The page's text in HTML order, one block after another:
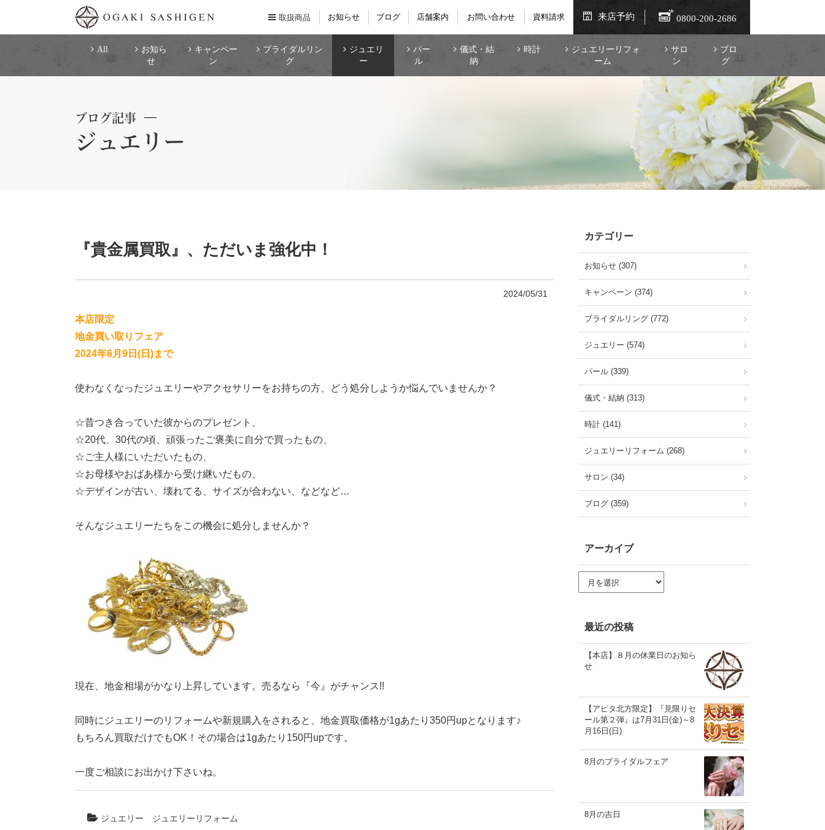
取扱商品 お知らせ ブログ 店舗案内 お問い合わせ 資料請求 来店予約 0800-200-2686
All
お知ら
せ
キャンペー
ン
ブライダルリン
グ
ジュエリ
ー
パー
ル
儀式・結
納
時計
ジュエリーリフォ
ーム
サロ
ン
ブロ
グ
ブログ記事
ジュエリー
『貴金属買取』、ただいま強化中！
2024/05/31
本店限定
地金買い取りフェア
2024年6月9日(日)まで
使わなくなったジュエリーやアクセサリーをお持ちの方、どう処分しようか悩んでいませんか？
☆昔つき合っていた彼からのプレゼント、
☆20代、30代の頃、頑張ったご褒美に自分で買ったもの、
☆ご主人様にいただいたもの、
☆お母様やおばあ様から受け継いだもの、
☆デザインが古い、壊れてる、サイズが合わない、などなど…
そんなジュエリーたちをこの機会に処分しませんか？
現在、地金相場がかなり上昇しています。売るなら『今』がチャンス!!
同時にジュエリーのリフォームや新規購入をされると、地金買取価格が1gあたり350円upとなります♪
もちろん買取だけでもOK！その場合は1gあたり150円upです。
一度ご相談にお出かけ下さいね。
ジュエリー ジュエリーリフォーム
カテゴリー
お知らせ (307)
キャンペーン (374)
ブライダルリング (772)
ジュエリー (574)
パール (339)
儀式・結納 (313)
時計 (141)
ジュエリーリフォーム (268)
サロン (34)
ブログ (359)
アーカイブ
ー
ブ
最近の投稿
【本店】８月の休業日のお知ら
せ
【アピタ北方限定】『見限りセ
ール第２弾』は7月31日(金)～8
月16日(日)
8月のブライダルフェア
8月の吉日